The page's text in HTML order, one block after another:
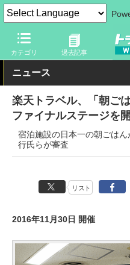
カテゴリ 過去記事
トラベル Watch 旅の情報
ニュース
楽天トラベル、「朝ご
ファイナルステージを
宿泊施設の日本一の朝ごは
行氏らが審査
リスト
2016年11月30日 開催